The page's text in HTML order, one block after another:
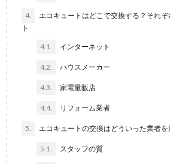
4.
エコキュートはどこで交換する？それ
ト
4.1. インターネット
4.2. ハウスメーカー
4.3. 家電量販店
4.4. リフォーム業者
5. エコキュートの交換はどういった業者を
5.1. スタッフの質